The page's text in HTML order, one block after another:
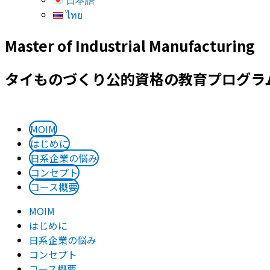
ไทย
Master of Industrial Manufacturing
タイものづくり公的資格の教育プログラ
MOIM
はじめに
日系企業の悩み
コンセプト
コース概要
MOIM
はじめに
日系企業の悩み
コンセプト